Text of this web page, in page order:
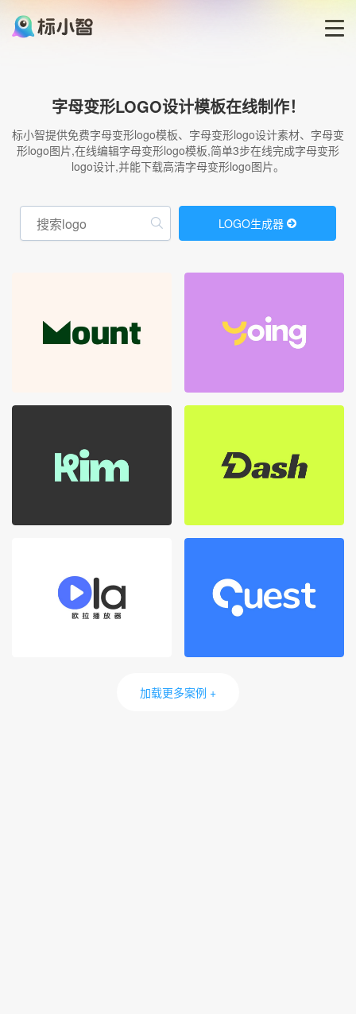
LOGO生成器
LOGO模板
登录
字母变形LOGO设计模板在线制作！
标小智提供免费字母变形logo模板、字母变形logo设计素材、字母变
形logo图片,在线编辑字母变形logo模板,简单3步在线完成字母变形
logo设计,并能下载高清字母变形logo图片。
LOGO生成器
加载更多案例 +